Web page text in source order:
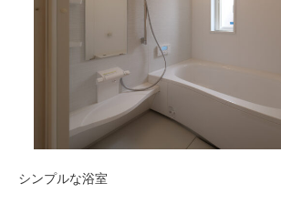
シンプルな浴室